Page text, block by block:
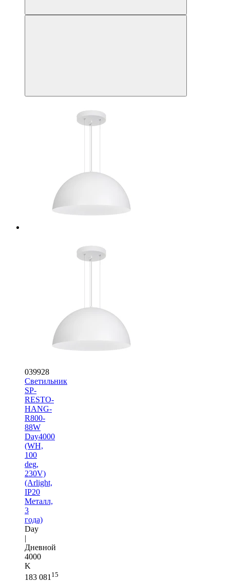
039928
Светильник
SP-
RESTO-
HANG-
R800-
88W
Day4000
(WH,
100
deg,
230V)
(Arlight,
IP20
Металл,
3
года)
Day
|
Дневной
4000
K
183 08115